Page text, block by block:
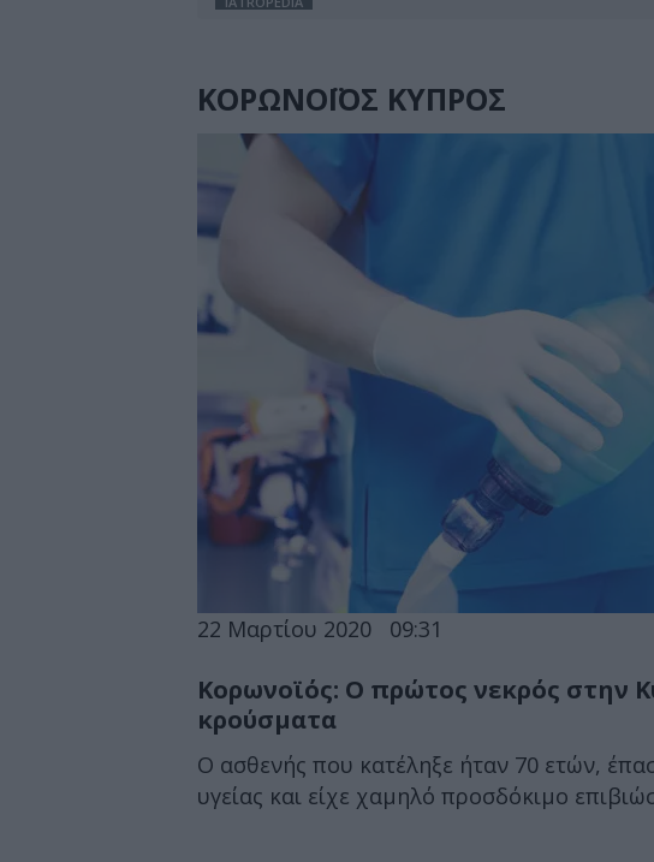
ΚΟΡΩΝΟΪΟΣ ΚΥΠΡΟΣ
22 Μαρτίου 2020 09:31
Κορωνοϊός: Ο πρώτος νεκρός στην
κρούσματα
Ο ασθενής που κατέληξε ήταν 70 ετών,
υγείας και είχε χαμηλό προσδόκιμο